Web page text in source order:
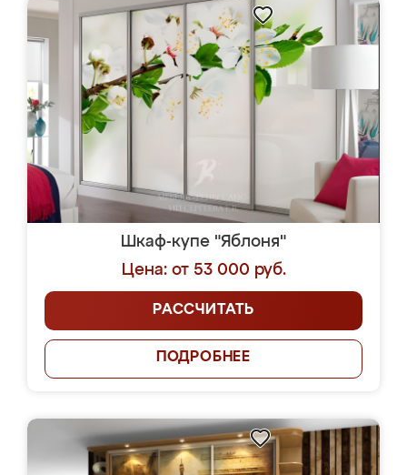
Шкаф-купе "Яблоня"
Цена: от 53 000 руб.
РАССЧИТАТЬ
ПОДРОБНЕЕ